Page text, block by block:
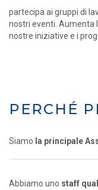
partecipa ai gruppi di
nostri eventi. Aumenta
nostre iniziative e i
PERCHÉ
Siamo la principale
Abbiamo uno staff